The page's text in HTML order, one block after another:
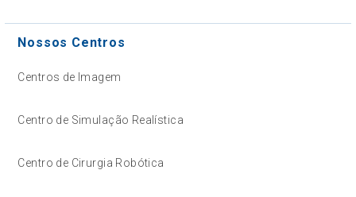
Nossos Centros
Centros de Imagem
Centro de Simulação Realística
Centro de Cirurgia Robótica